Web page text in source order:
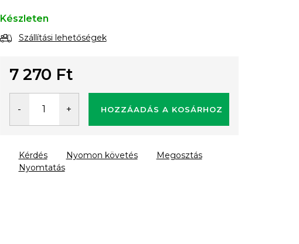
Készleten
Szállítási lehetőségek
7 270 Ft
HOZZÁADÁS A KOSÁRHOZ
Nyomtatás
Kérdés Nyomon követés Megosztás